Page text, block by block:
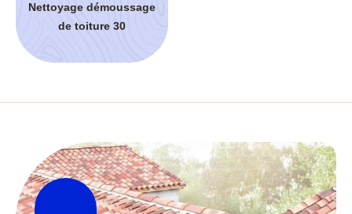
Nettoyage démoussage
de toiture 30